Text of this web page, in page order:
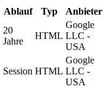
Ablauf Typ Anbieter
20
Jahre
HTML
Google
LLC -
USA
Session HTML
Google
LLC -
USA